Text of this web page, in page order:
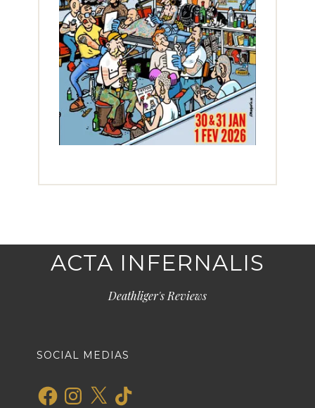
ACTA INFERNALIS
Deathliger's Reviews
SOCIAL MEDIAS
FacebookInstagram
X TikTok